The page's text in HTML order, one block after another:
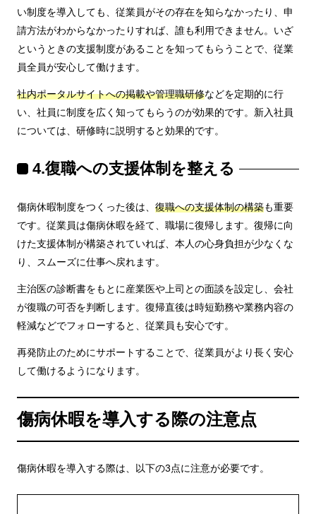
い制度を導入しても、従業員がその存在を知らなかったり、申
請方法がわからなかったりすれば、誰も利用できません。いざ
というときの支援制度があることを知ってもらうことで、従業
員全員が安心して働けます。
社内ポータルサイトへの掲載や管理職研修などを定期的に行
い、社員に制度を広く知ってもらうのが効果的です。新入社員
については、研修時に説明すると効果的です。
4.復職への支援体制を整える
傷病休暇制度をつくった後は、 復職への支援体制の構築も重要
です。従業員は傷病休暇を経て、職場に復帰します。復帰に向
けた支援体制が構築されていれば、本人の心身負担が少なくな
り、スムーズに仕事へ戻れます。
主治医の診断書をもとに産業医や上司との面談を設定し、会社
が復職の可否を判断します。復帰直後は時短勤務や業務内容の
軽減などでフォローすると、従業員も安心です。
再発防止のためにサポートすることで、従業員がより長く安心
して働けるようになります。
傷病休暇を導入する際の注意点
傷病休暇を導入する際は、以下の3点に注意が必要です。